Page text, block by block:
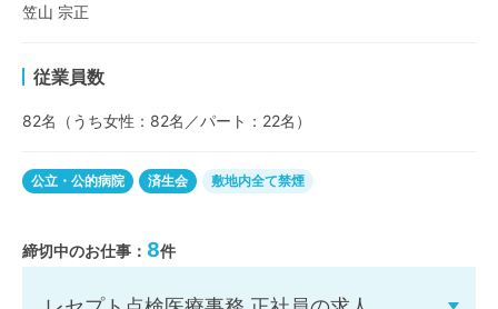
笠山 宗正
従業員数
82名（うち女性：82名／パート：22名）
公立・公的病院 済生会 敷地内全て禁煙
締切中のお仕事： 8件